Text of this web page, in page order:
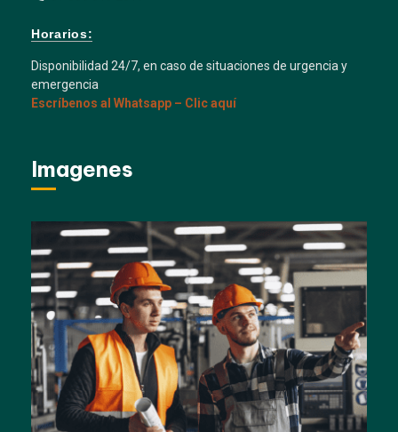
Horarios:
Disponibilidad 24/7, en caso de situaciones de urgencia y
emergencia
Escríbenos al Whatsapp – Clic aquí
Imagenes